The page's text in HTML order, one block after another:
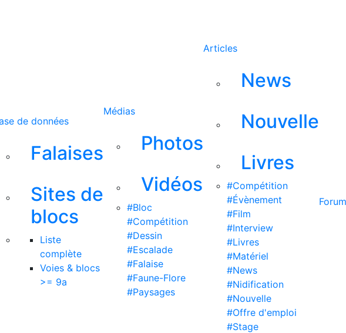
de données
Falaises
Sites de
blocs
Liste
complète
Voies & blocs
>= 9a
Médias
Photos
Vidéos
#Bloc
#Compétition
#Dessin
#Escalade
#Falaise
#Faune-Flore
#Paysages
Articles
News
Nouvelle
Livres
#Compétition
#Évènement
#Film
#Interview
#Livres
#Matériel
#News
#Nidification
#Nouvelle
#Offre d'emploi
#Stage
Forum